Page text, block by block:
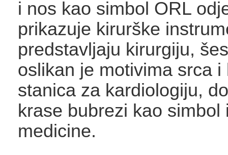
i nos kao simbol ORL
prikazuje kirurške
predstavljaju kirurgiju,
oslikan je motivima srca i
stanica za kardiologiju,
krase bubrezi kao simbol
medicine.